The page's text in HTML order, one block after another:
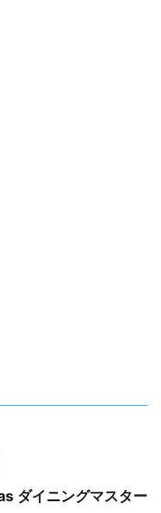
ダイニングマスター